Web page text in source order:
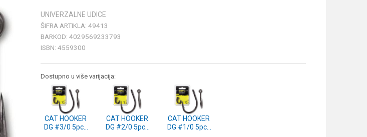
UNIVERZALNE UDICE
ŠIFRA ARTIKLA: 49413
BARKOD: 4029569233793
ISBN: 4559300
Dostupno u više varijacija:
CAT HOOKER
DG #3/0 5pcs
CAT HOOKER
DG #2/0 5pcs
CAT HOOKER
DG #1/0 5pcs